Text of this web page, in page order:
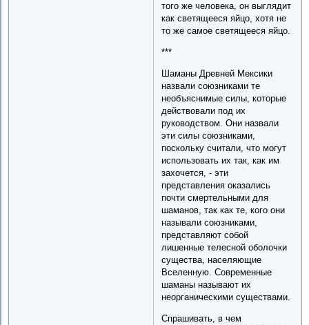
того же человека, он выглядит
как светящееся яйцо, хотя не
то же самое светящееся яйцо.
***
Шаманы Древней Мексики
назвали союзниками те
необъяснимые силы, которые
действовали под их
руководством. Они назвали
эти силы союзниками,
поскольку считали, что могут
использовать их так, как им
захочется, - эти
представления оказались
почти смертельными для
шаманов, так как те, кого они
называли союзниками,
представляют собой
лишенные телесной оболочки
существа, населяющие
Вселенную. Современные
шаманы называют их
неорганическими существами.
Спрашивать, в чем